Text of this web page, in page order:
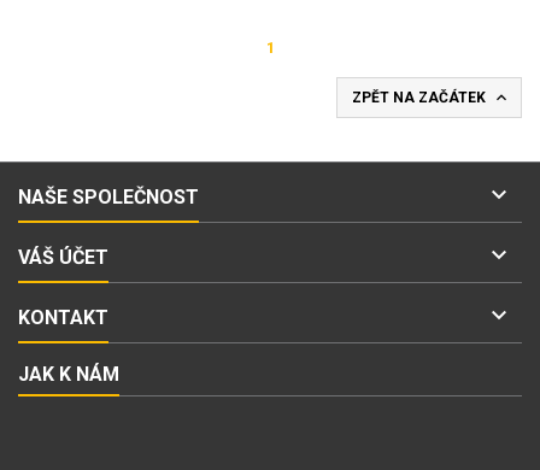
1
ZPĚT NA ZAČÁTEK 
NAŠE SPOLEČNOST 
VÁŠ ÚČET 
KONTAKT 
JAK K NÁM